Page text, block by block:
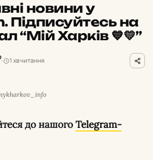
новини у
Підписуйтесь на
“Мій Харків 💙💛”
1 хв читання
до нашогоTelegram-